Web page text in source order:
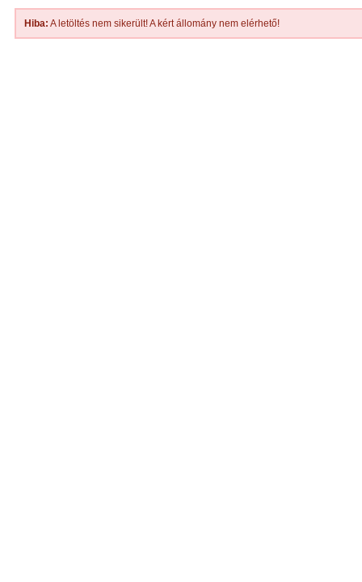
Hiba: A letöltés nem sikerült! A kért állomány nem elérhető!